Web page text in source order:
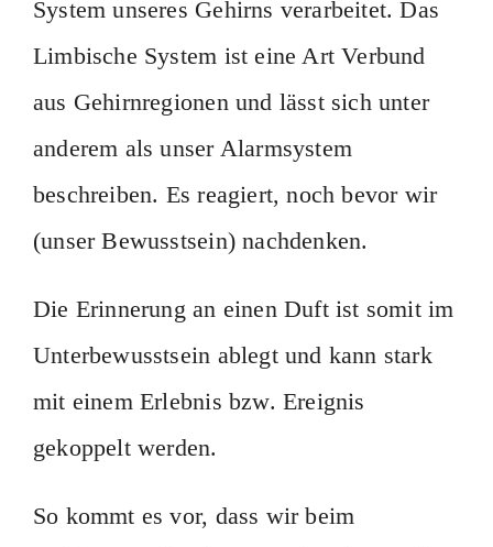
System unseres Gehirns verarbeitet. Das
Limbische System ist eine Art Verbund
aus Gehirnregionen und lässt sich unter
anderem als unser Alarmsystem
beschreiben. Es reagiert, noch bevor wir
(unser Bewusstsein) nachdenken.
Die Erinnerung an einen Duft ist somit im
Unterbewusstsein ablegt und kann stark
mit einem Erlebnis bzw. Ereignis
gekoppelt werden.
So kommt es vor, dass wir beim